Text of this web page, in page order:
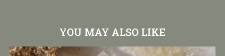
YOU MAY ALSO LIKE